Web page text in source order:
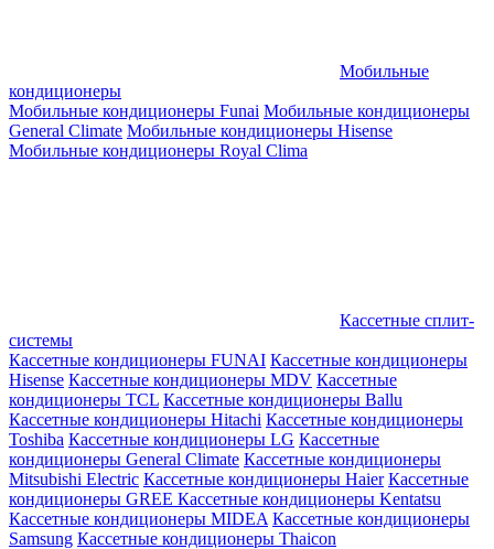
Мобильные
кондиционеры
Мобильные кондиционеры Funai Мобильные кондиционеры
General Climate Мобильные кондиционеры Hisense
Мобильные кондиционеры Royal Clima
Кассетные сплит-
системы
Кассетные кондиционеры FUNAI Кассетные кондиционеры
Hisense Кассетные кондиционеры MDV Кассетные
кондиционеры TCL Кассетные кондиционеры Ballu
Кассетные кондиционеры Hitachi Кассетные кондиционеры
Toshiba Кассетные кондиционеры LG Кассетные
кондиционеры General Climate Кассетные кондиционеры
Mitsubishi Electric Кассетные кондиционеры Haier Кассетные
кондиционеры GREE Кассетные кондиционеры Kentatsu
Кассетные кондиционеры MIDEA Кассетные кондиционеры
Samsung Кассетные кондиционеры Thaicon